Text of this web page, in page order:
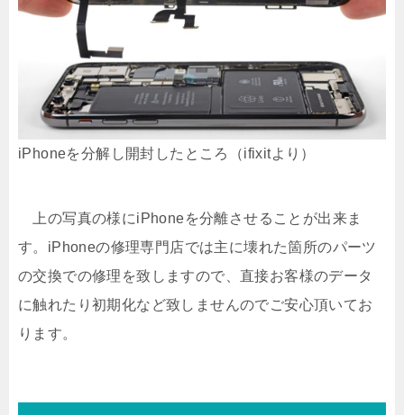
iPhoneを分解し開封したところ（ifixitより）
上の写真の様にiPhoneを分離させることが出来ま
す。iPhoneの修理専門店では主に壊れた箇所のパーツ
の交換での修理を致しますので、直接お客様のデータ
に触れたり初期化など致しませんのでご安心頂いてお
ります。